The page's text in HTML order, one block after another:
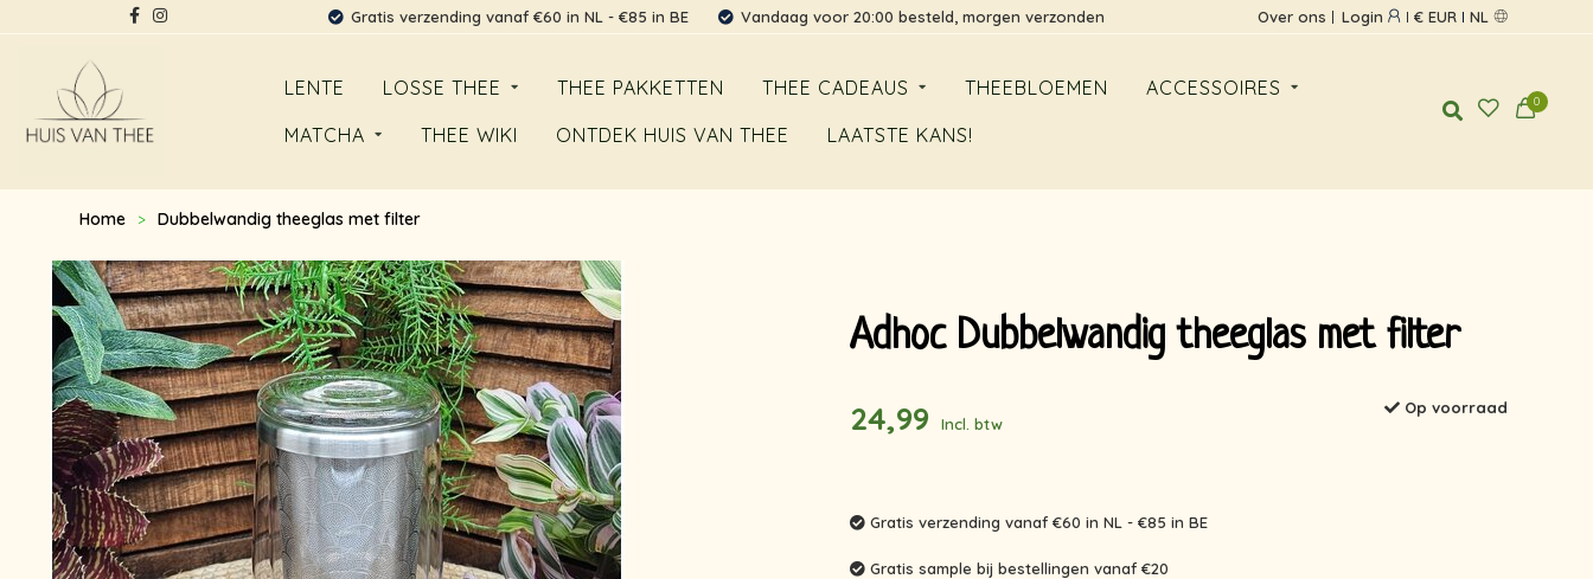
Gratis verzending vanaf €60 in NL - €85 in BE Vandaag voor 20:00 besteld, morgen verzonden Over ons Login € EUR NL
LENTE LOSSE THEE THEE PAKKETTEN THEE CADEAUS THEEBLOEMEN
ACCESSOIRES
MATCHA
THEE WIKI ONTDEK HUIS VAN THEE LAATSTE KANS!
0
Home > Dubbelwandig theeglas met filter
Adhoc Dubbelwandig theeglas met filter
24,99 Incl. btw
Op voorraad
Gratis verzending vanaf €60 in NL - €85 in BE
Gratis sample bij bestellingen vanaf €20